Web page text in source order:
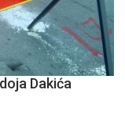
Dakića